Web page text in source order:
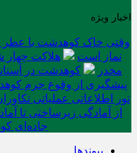
اخبار ویژه
وقتی خاک کوهدشت با عطر
نماز است
مخدر
کوهدشت در
پیشگیری از وقوع جرم
تور اطلاعاتی عملیاتی
از آمادگی زیرساختی تا
جاده‌ای
پیوندها